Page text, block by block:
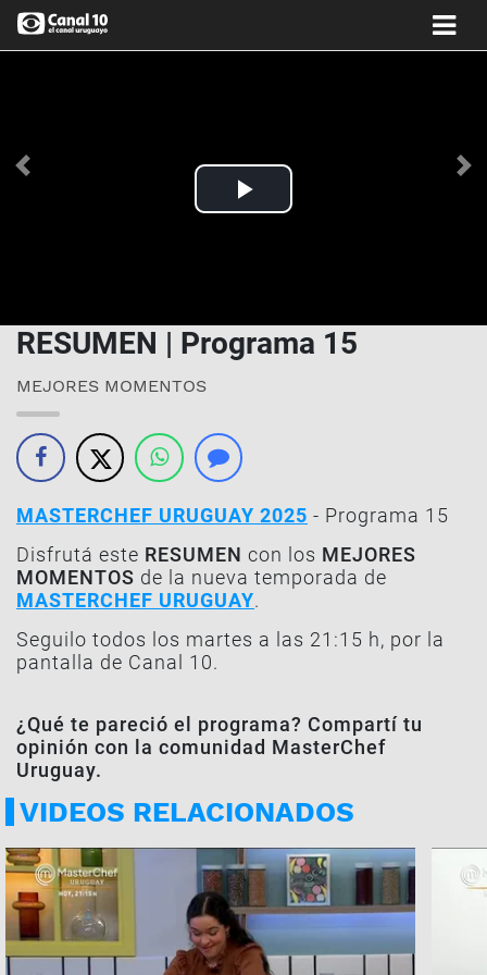
Play
Anterior
RESUMEN | Programa 15
MEJORES MOMENTOS
MASTERCHEF URUGUAY 2025 - Programa 15
Disfrutá este RESUMEN con los MEJORES
MOMENTOS de la nueva temporada de
MASTERCHEF URUGUAY.
Seguilo todos los martes a las 21:15 h, por la
pantalla de Canal 10.
¿Qué te pareció el programa? Compartí tu
opinión con la comunidad MasterChef
Uruguay.
VIDEOS RELACIONADOS